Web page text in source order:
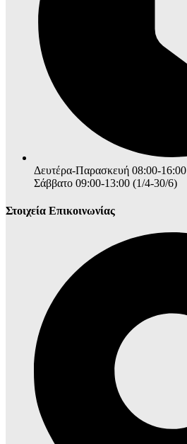
Δευτέρα-Παρασκευή 08:00-16:00
Σάββατο 09:00-13:00 (1/4-30/6)
Στοιχεία Επικοινωνίας